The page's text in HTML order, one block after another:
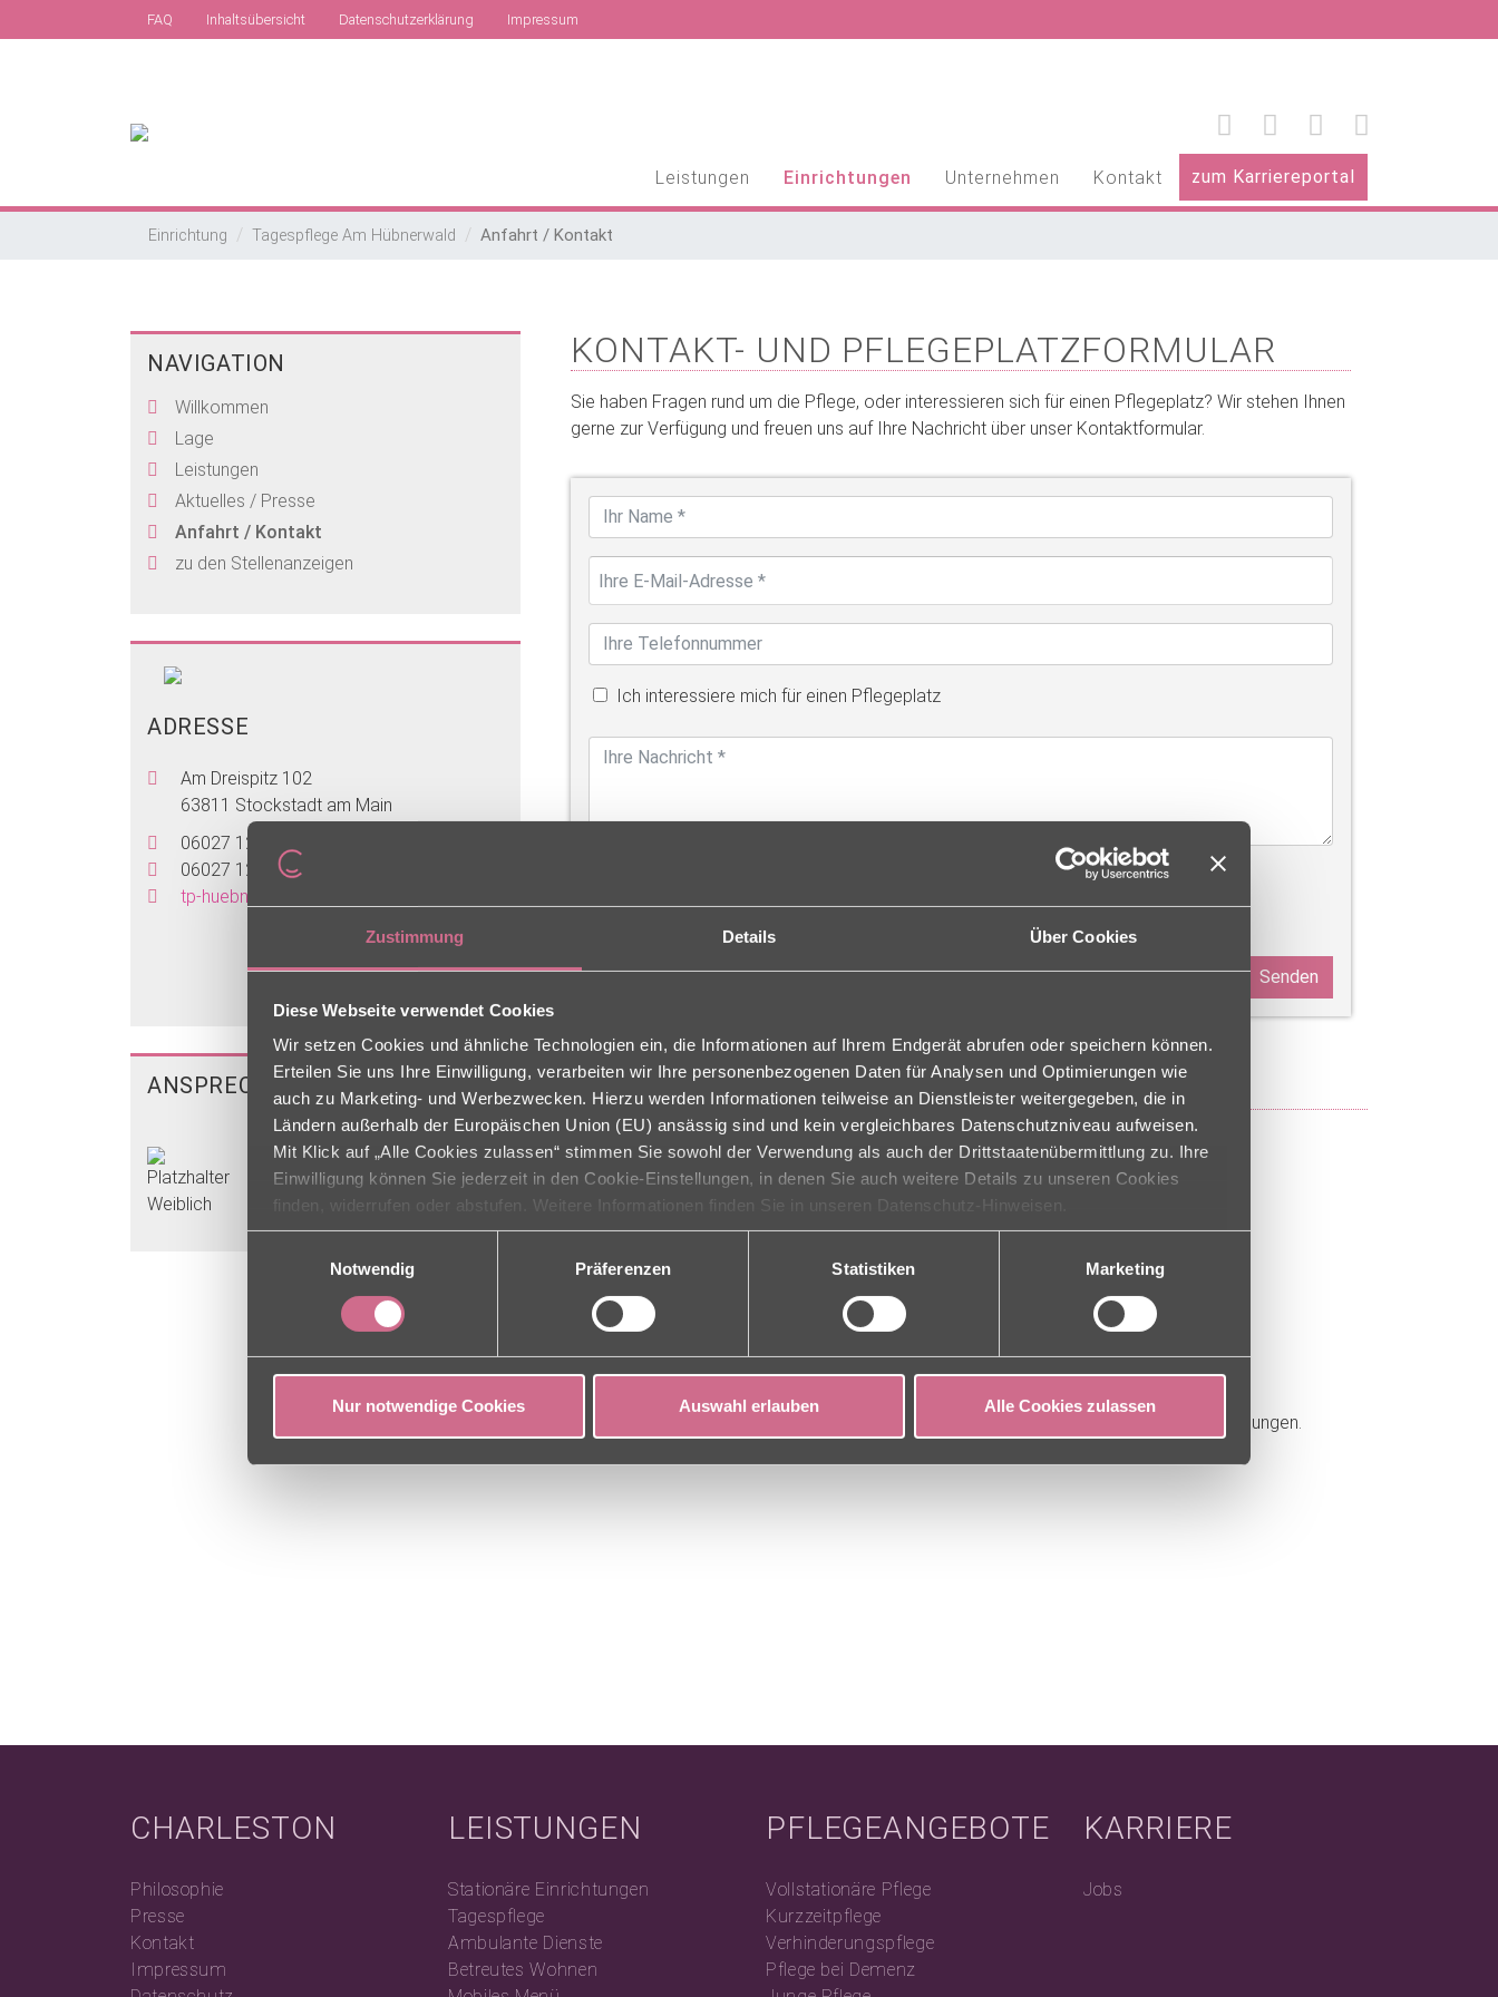
Zustimmung Details Über Cookies
Diese Webseite verwendet Cookies
Wir setzen Cookies und ähnliche Technologien ein, die Informationen auf Ihrem Endgerät abrufen oder speichern können.
Erteilen Sie uns Ihre Einwilligung, verarbeiten wir Ihre personenbezogenen Daten für Analysen und Optimierungen wie
auch zu Marketing- und Werbezwecken. Hierzu werden Informationen teilweise an Dienstleister weitergegeben, die in
Ländern außerhalb der Europäischen Union (EU) ansässig sind und kein vergleichbares Datenschutzniveau aufweisen.
Mit Klick auf „Alle Cookies zulassen“ stimmen Sie sowohl der Verwendung als auch der Drittstaatenübermittlung zu. Ihre
Einwilligung können Sie jederzeit in den Cookie-Einstellungen, in denen Sie auch weitere Details zu unseren Cookies
finden, widerrufen oder abstufen. Weitere Informationen finden Sie in unseren Datenschutz-Hinweisen.
Notwendig
Präferenzen Statistiken Marketing
Nur notwendige Cookies Auswahl erlauben Alle Cookies zulassen
FAQ Inhaltsübersicht Datenschutzerklärung Impressum
Leistungen Einrichtungen Unternehmen Kontakt zum Karriereportal
Einrichtung Tagespflege Am Hübnerwald Anfahrt / Kontakt
NAVIGATION
Willkommen
Lage
Leistungen
Aktuelles / Presse
Anfahrt / Kontakt
zu den Stellenanzeigen
ADRESSE
Am Dreispitz 102
63811 Stockstadt am Main
06027 12433304
06027 12433402
tp-huebnerwald@charleston.de
ANSPRECHPARTNER
Pflegedienstleitung
Bettina Pawel-Mahrla
KONTAKT- UND PFLEGEPLATZFORMULAR
Sie haben Fragen rund um die Pflege, oder interessieren sich für einen Pflegeplatz? Wir stehen Ihnen
gerne zur Verfügung und freuen uns auf Ihre Nachricht über unser Kontaktformular.
Ich interessiere mich für einen Pflegeplatz
Senden
ANFAHRT
Karte anzeigen
Durch Anklicken der Karte akzeptieren Sie die Google Maps Datenschutzbestimmungen.
CHARLESTON
Philosophie
Presse
Kontakt
Impressum
LEISTUNGEN
Stationäre Einrichtungen
Tagespflege
Ambulante Dienste
Betreutes Wohnen
PFLEGEANGEBOTE
Vollstationäre Pflege
Kurzzeitpflege
Verhinderungspflege
Pflege bei Demenz
KARRIERE
Jobs
NACH OBEN